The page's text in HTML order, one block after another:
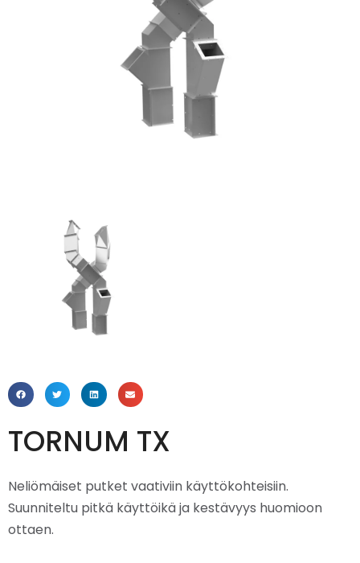
TORNUM TX
Neliömäiset putket vaativiin käyttökohteisiin.
Suunniteltu pitkä käyttöikä ja kestävyys huomioon
ottaen.